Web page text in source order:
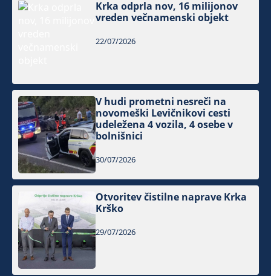
Krka odprla nov, 16 milijonov
vreden večnamenski objekt
22/07/2026
V hudi prometni nesreči na
novomeški Levičnikovi cesti
udeležena 4 vozila, 4 osebe v
bolnišnici
30/07/2026
Otvoritev čistilne naprave Krka
Krško
29/07/2026